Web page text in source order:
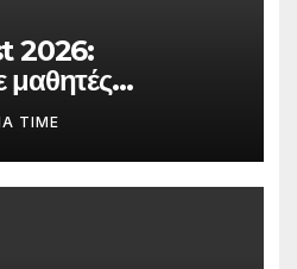
2026:
της
στη
TIME